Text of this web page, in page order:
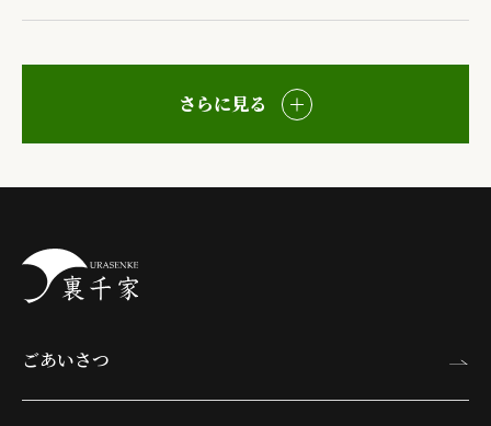
さらに見る
ごあいさつ